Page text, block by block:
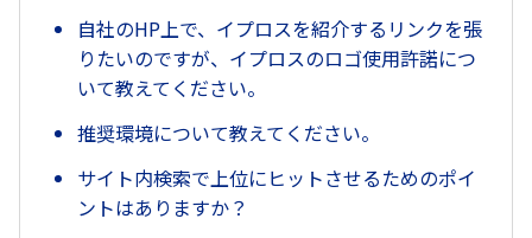
自社のHP上で、イプロスを紹介するリンクを張
りたいのですが、イプロスのロゴ使用許諾につ
いて教えてください。
推奨環境について教えてください。
サイト内検索で上位にヒットさせるためのポイ
ントはありますか？